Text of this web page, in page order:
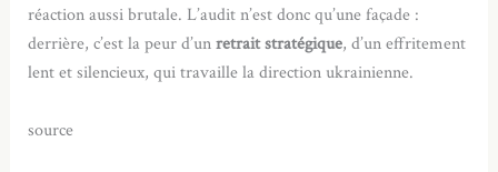
réaction aussi brutale. L’audit n’est donc qu’une façade :
derrière, c’est la peur d’unretrait stratégique, d’un effritement
lent et silencieux, qui travaille la direction ukrainienne.
source